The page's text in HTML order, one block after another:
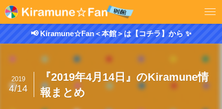
📢 Kiramune☆Fan＜本館＞は【コチラ】から ✨
『2019年4月14日』のKiramune情
報まとめ
2019
4/14